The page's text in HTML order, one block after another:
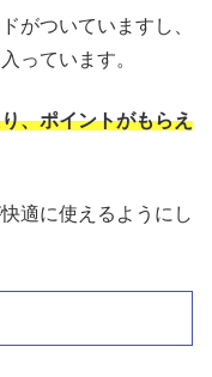
がついていますし、
っています。
、ポイントがもらえ
適に使えるようにし